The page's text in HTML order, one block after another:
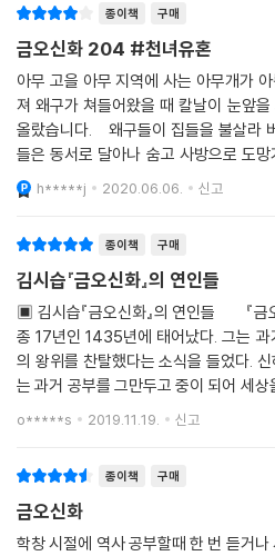
종이책 구매
금오신화 204 #천녀유혼
아무 고을 아무 지역에 사는 아무개가
져 왜구가 쳐들어왔을 때 칼날이 눈앞
올랐습니다. 왜구들이 집들을 불살라
들은 동서로 달아나 숨고 사방으로 도
과 하인들이 뿔뿔이 흩어지고 말았습니
으로 멀리 갈
h*****j 2020.06.06. 신고
종이책 구매
김시습『금오신화』의 연인들
▣ 김시습『금오신화』의 연인들 『금오신화』를 지은 김시습은 조선 세
종 17년인 1435년에 태어났다. 그는
의 왕위를 찬탈했다는 소식을 들었다.
는 과거 공부를 그만두고 중이 되어 세
에 자리를 잡았는데, 『금오신화』는 이
o*****s 2019.11.19. 신고
종이책 구매
금오신화
학창 시절에 역사 공부할때 한 번 듣거